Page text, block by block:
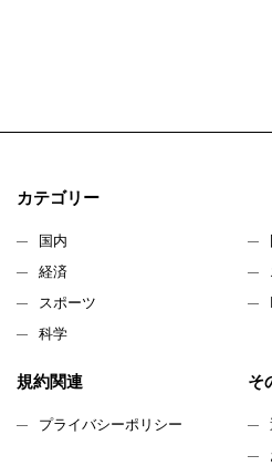
カテゴリー
国内
経済
スポーツ
科学
規約関連
プライバシーポリシー
そ